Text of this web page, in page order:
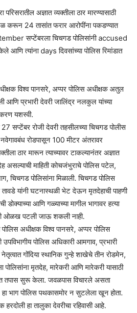
अज्ञात व्यक्तीला ठार मारण्यासाठी
छळ करून 24 तासांत फरार आरोपींना पकडण्यात
सप्टेंबरला चिचगड पोलिसांनी accused
आणि त्यांना days दिवसांच्या पोलिस रिमांडात
विश्व पानसरे, अप्पर पोलिस अधीक्षक अतुल
आणि प्रभारी देवरी जालिंद्र नलकुल यांच्या
यशस्वी.
सप्टेंबर रोजी देवरी तहसीलच्या चिचगड पोलीस
नवेगावबंध रोडपासून 100 मीटर अंतरावर
ठार मारून त्याच्यावर टाकल्यानंतर अज्ञात
माहिती कोचजंभुराचे पोलिस पटेल,
चिचगड पोलिसांना मिळाली. चिचगड पोलिस
तावडे यांनी घटनास्थळी भेट देऊन मृतदेहाची पाहणी
आणि गळ्याच्या मागील भागावर हत्या
ओळख पटली जाऊ शकली नाही.
अधीक्षक विश्व पानसरे, अप्पर पोलिस
पोलिस अधिकारी आमगाव, प्रभारी
गोंदिया स्थानिक गुन्हे शाखेचे तीन रोडमेन,
मृतदेह, मारेकरी आणि मारेकरी यासाठी
तपास सुरू केला. जवळपास विचारले असता
भाग पोलिस पथकासमोर न सुटलेला खून होता.
हरदोली हा तालुका देवरीचा रहिवासी आहे.